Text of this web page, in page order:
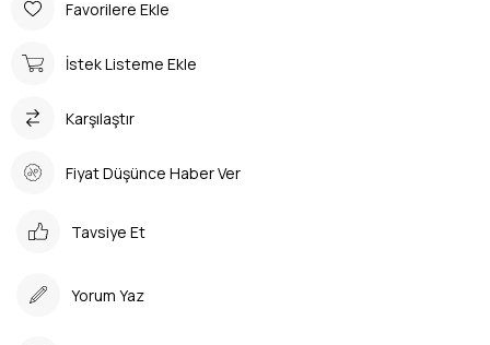
Favorilere Ekle
İstek Listeme Ekle
Karşılaştır
Fiyat Düşünce Haber Ver
Tavsiye Et
Yorum Yaz